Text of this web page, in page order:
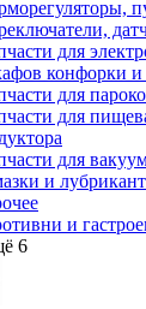
для
конфорки
для
для
для
и
и
6